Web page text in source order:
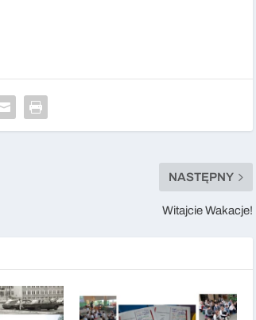
NASTĘPNY
Witajcie Wakacje!